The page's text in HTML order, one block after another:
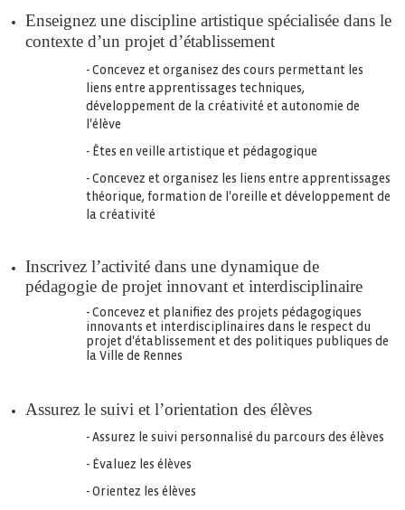
Enseignez une discipline artistique spécialisée dans le
contexte d’un projet d’établissement
- Concevez et organisez des cours permettant les
liens entre apprentissages techniques,
développement de la créativité et autonomie de
l'élève
- Êtes en veille artistique et pédagogique
- Concevez et organisez les liens entre apprentissages
théorique, formation de l'oreille et développement de
la créativité
Inscrivez l’activité dans une dynamique de
pédagogie de projet innovant et interdisciplinaire
- Concevez et planifiez des projets pédagogiques
innovants et interdisciplinaires dans le respect du
projet d'établissement et des politiques publiques de
la Ville de Rennes
Assurez le suivi et l’orientation des élèves
- Assurez le suivi personnalisé du parcours des élèves
- Évaluez les élèves
- Orientez les élèves